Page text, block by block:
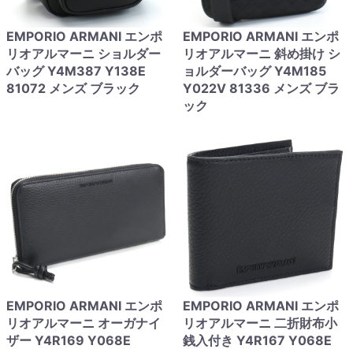
EMPORIO ARMANI エンポ
リオアルマーニ ショルダー
バッグ Y4M387 Y138E
81072 メンズ ブラック
EMPORIO ARMANI エンポ
リオアルマーニ 斜め掛け シ
ョルダーバッグ Y4M185
Y022V 81336 メンズ ブラ
ック
EMPORIO ARMANI エンポ
リオアルマーニ オーガナイ
ザー Y4R169 Y068E
EMPORIO ARMANI エンポ
リオアルマーニ 二折財布小
銭入付き Y4R167 Y068E